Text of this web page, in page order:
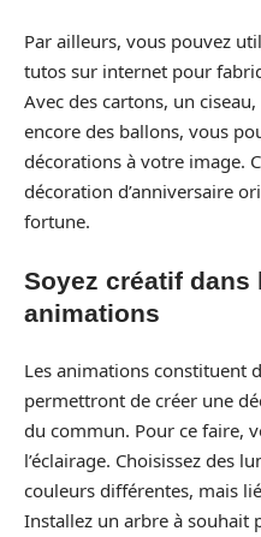
Par ailleurs, vous pouvez
tutos sur internet pour
Avec des cartons, un
encore des ballons, vous
décorations à votre image.
décoration d’anniversaire
fortune.
Soyez créatif dans
animations
Les animations constituent
permettront de créer une
du commun. Pour ce faire,
l’éclairage. Choisissez des
couleurs différentes, mais
Installez un arbre à souhait